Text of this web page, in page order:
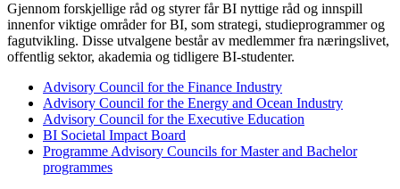
Gjennom forskjellige råd og styrer får BI nyttige råd og innspill
innenfor viktige områder for BI, som strategi, studieprogrammer og
fagutvikling. Disse utvalgene består av medlemmer fra næringslivet,
offentlig sektor, akademia og tidligere BI-studenter.
Advisory Council for the Finance Industry
Advisory Council for the Energy and Ocean Industry
Advisory Council for the Executive Education
BI Societal Impact Board
Programme Advisory Councils for Master and Bachelor
programmes